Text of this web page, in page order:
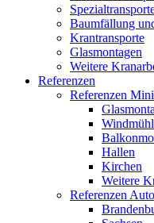
Baumfällung
Krantransporte
Glasmontagen
Weitere
Referenzen
Referenzen
Hallen
Kirchen
Weitere
Referenzen